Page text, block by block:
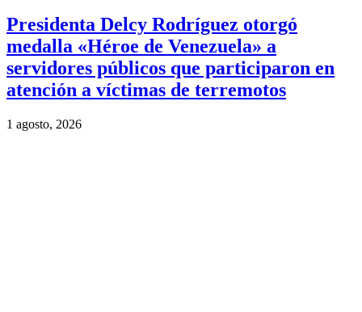
Presidenta Delcy Rodríguez otorgó
medalla «Héroe de Venezuela» a
servidores públicos que participaron en
atención a víctimas de terremotos
1 agosto, 2026